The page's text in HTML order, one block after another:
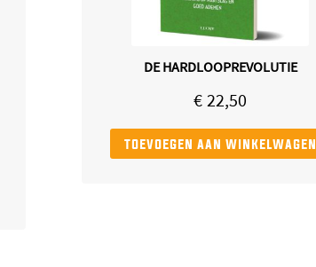
DE HARDLOOPREVOLUTIE
€ 22,50
toevoegen aan winkelwagen